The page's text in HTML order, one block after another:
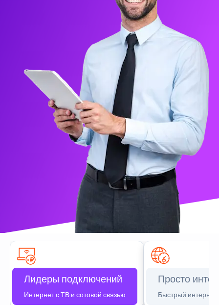
Лидеры подключений
Интернет с ТВ и сотовой связью
Просто
Быстрый интернет